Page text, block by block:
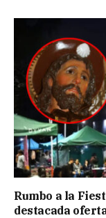
Rumbo a la
destacada